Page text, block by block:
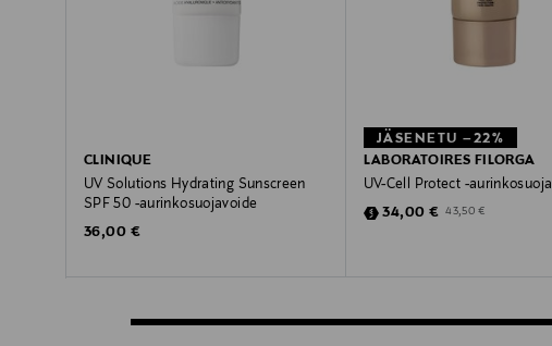
CLINIQUE
UV Solutions Hydrating Sunscreen
SPF 50 -aurinkosuojavoide
Original Price
36,00 €
JÄSENETU –22%
LABORATOIRES FILORGA
UV-Cell Protect -aurinkosuoja
Discounted Price
34,00 € Original Price
43,50 €